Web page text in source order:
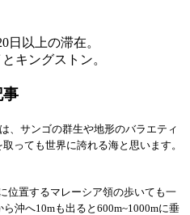
日以上の滞在。
キングストン。
事
、サンゴの群生や地形のバラエティ
っても世界に誇れる海と思います。
位置するマレーシア領の歩いても一
沖へ10mも出ると600m~1000mに垂